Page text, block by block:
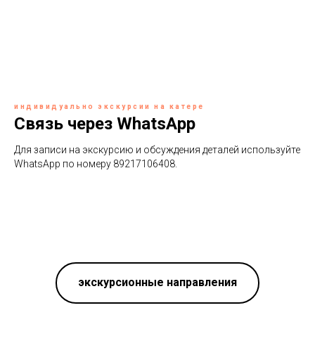
индивидуально экскурсии на катере
Связь через WhatsApp
Для записи на экскурсию и обсуждения деталей используйте
WhatsApp по номеру 89217106408.
экскурсионные направления